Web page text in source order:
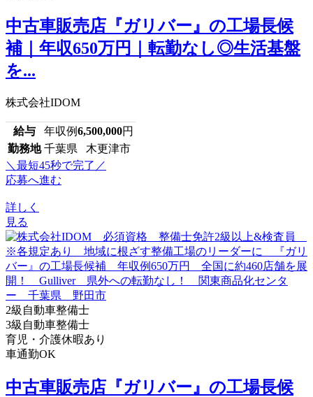
中古車販売店『ガリバー』の工場長候
補｜年収650万円｜転勤なし◎生活基盤
を...
株式会社IDOM
給与 年収例6,500,000円
勤務地 千葉県 木更津市
＼最短45秒で完了／
応募へ進む
詳しく
見る
2級自動車整備士
3級自動車整備士
育児・介護休暇あり
車通勤OK
中古車販売店『ガリバー』の工場長候